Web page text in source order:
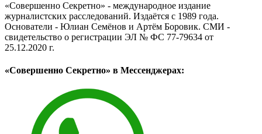
«Совершенно Секретно» - международное издание
журналистских расследований. Издаётся с 1989 года.
Основатели - Юлиан Семёнов и Артём Боровик. CМИ -
свидетельство о регистрации ЭЛ № ФС 77-79634 от
25.12.2020 г.
«Совершенно Секретно» в Мессенджерах: